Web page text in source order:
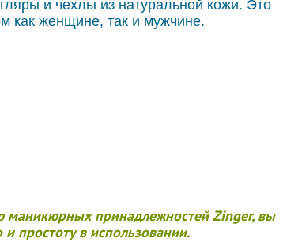
и чехлы из натуральной кожи. Это
как женщине, так и мужчине.
маникюрных принадлежностей Zinger, вы
простоту в использовании.